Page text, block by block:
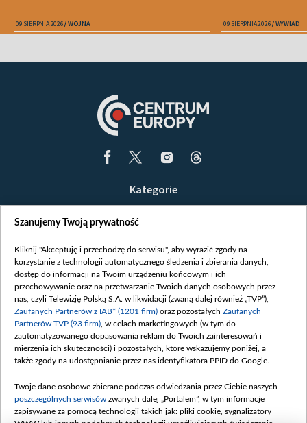
09 SIERPNIA 2026 WOJNA 09 SIERPNIA 2026 WYWIAD
Kategorie
Opinie
Białoruś / Polska
Czytelnia
Centrum Europy
O nas
Kontakt
Informacje o nadawcy
Serwisy partnerskie
belsat.eu
Szanujemy Twoją prywatność
Kliknij "Akceptuję i przechodzę do serwisu", aby wyrazić zgody na
korzystanie z technologii automatycznego śledzenia i zbierania danych,
dostęp do informacji na Twoim urządzeniu końcowym i ich
przechowywanie oraz na przetwarzanie Twoich danych osobowych przez
nas, czyli Telewizję Polską S.A. w likwidacji (zwaną dalej również „TVP”),
Zaufanych Partnerów z IAB* (1201 firm) oraz pozostałych Zaufanych
Partnerów TVP (93 firm) , w celach marketingowych (w tym do
zautomatyzowanego dopasowania reklam do Twoich zainteresowań i
mierzenia ich skuteczności) i pozostałych, które wskazujemy poniżej, a
także zgody na udostępnianie przez nas identyfikatora PPID do Google.
Twoje dane osobowe zbierane podczas odwiedzania przez Ciebie naszych
poszczególnych serwisów zwanych dalej „Portalem”, w tym informacje
zapisywane za pomocą technologii takich jak: pliki cookie, sygnalizatory